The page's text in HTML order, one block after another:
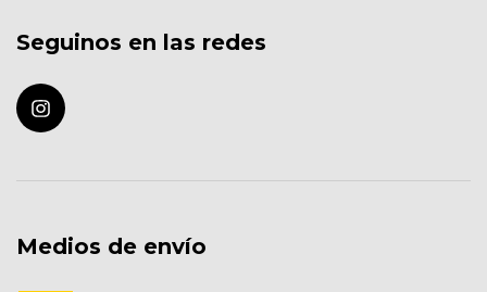
Seguinos en las redes
Medios de envío